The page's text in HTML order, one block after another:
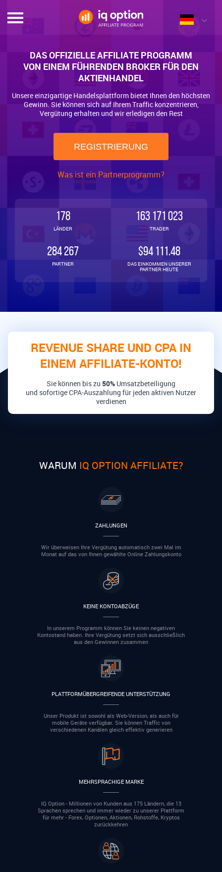
DAS OFFIZIELLE AFFILIATE PROGRAMM
VON EINEM FÜHRENDEN BROKER FÜR DEN
AKTIENHANDEL
Unsere einzigartige Handelsplattform bietet Ihnen den höchsten
Gewinn. Sie können sich auf Ihrem Traffic konzentrieren,
Vergütung erhalten und wir erledigen den Rest
REGISTRIERUNG
Was ist ein Partnerprogramm?
178
LÄNDER
163 171 023
TRADER
284 267
PARTNER
$94 111.48
DAS EINKOMMEN UNSERER
PARTNER HEUTE
REVENUE SHARE UND CPA IN
EINEM AFFILIATE-KONTO!
Sie können bis zu 50% Umsatzbeteiligung
und sofortige CPA-Auszahlung für jeden aktiven Nutzer
verdienen
WARUM IQ OPTION AFFILIATE?
ZAHLUNGEN
Wir überweisen Ihre Vergütung automatisch zwei Mal im
Monat auf das von Ihnen gewählte Online Zahlungskonto
KEINE KONTOABZÜGE
In unserem Programm können Sie keinen negativen
Kontostand haben. Ihre Vergütung setzt sich ausschließlich
aus den Gewinnen zusammen
PLATTFORMÜBERGREIFENDE UNTERSTÜTZUNG
Unser Produkt ist sowohl als Web-Version, als auch für
mobile Geräte verfügbar. Sie können Traffic von
verschiedenen Kanälen gleich effektiv generieren
MEHRSPRACHIGE MARKE
IQ Option - Millionen von Kunden aus 175 Ländern, die 13
Sprachen sprechen und immer wieder zu unserer Plattform
für mehr - Forex, Optionen, Aktionen, Rohstoffe, Kryptos
zurückkehren